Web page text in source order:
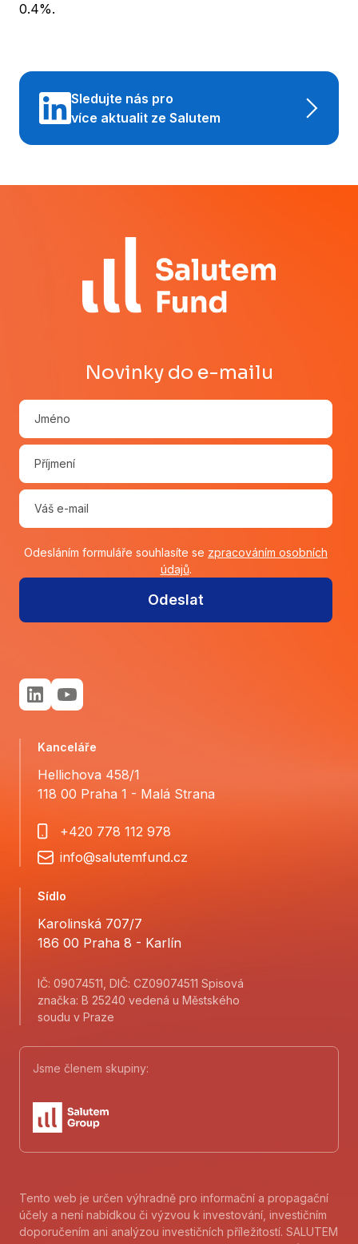
0.4%.
Sledujte nás pro
více aktualit ze Salutem
Novinky do e-mailu
Odesláním formuláře souhlasíte se zpracováním osobních
údajů.
Odeslat
Kanceláře
Hellichova 458/1
118 00 Praha 1 - Malá Strana
+420 778 112 978
info@salutemfund.cz
Sídlo
Karolinská 707/7
186 00 Praha 8 - Karlín
IČ: 09074511, DIČ: CZ09074511 Spisová
značka: B 25240 vedená u Městského
soudu v Praze
Jsme členem skupiny:
Tento web je určen výhradně pro informační a propagační
účely a není nabídkou či výzvou k investování, investičním
doporučením ani analýzou investičních příležitostí. SALUTEM